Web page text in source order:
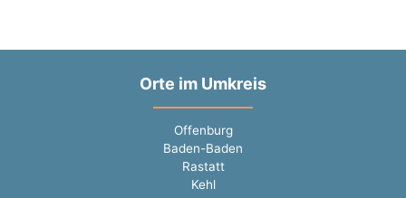
Orte im Umkreis
Offenburg
Baden-Baden
Rastatt
Kehl